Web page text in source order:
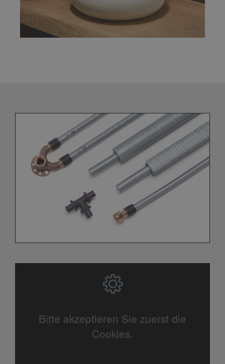
Bitte akzeptieren Sie zuerst die
Cookies.